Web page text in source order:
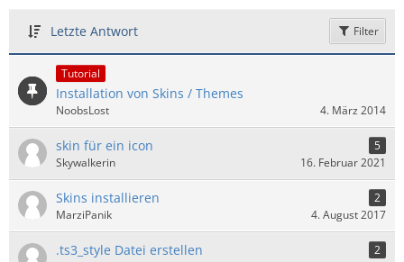
Letzte Antwort Filter
Tutorial
Installation von Skins / Themes
NoobsLost 4. März 2014
skin für ein icon
5
Skywalkerin
16. Februar 2021
Skins installieren
2
MarziPanik
4. August 2017
.ts3_style Datei erstellen
2